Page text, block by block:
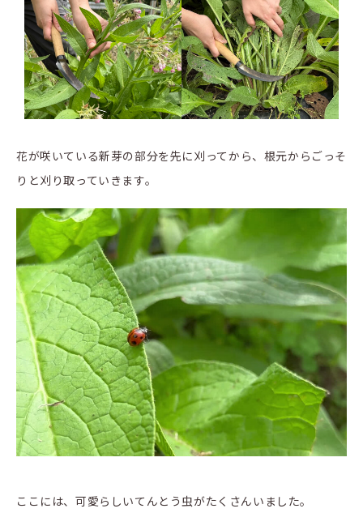
花が咲いている新芽の部分を先に刈ってから、根元からごっそ
りと刈り取っていきます。
ここには、可愛らしいてんとう虫がたくさんいました。